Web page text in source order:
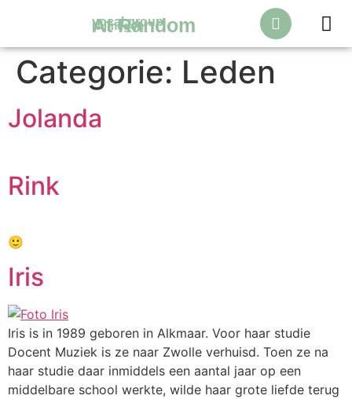
vocal group
At Random
Nijmegen
Categorie: Leden
Jolanda
Rink
🙂
Iris
Iris is in 1989 geboren in Alkmaar. Voor haar studie
Docent Muziek is ze naar Zwolle verhuisd. Toen ze na
haar studie daar inmiddels een aantal jaar op een
middelbare school werkte, wilde haar grote liefde terug